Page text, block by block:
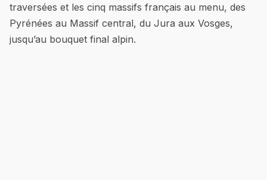
traversées et les cinq massifs français au menu, des
Pyrénées au Massif central, du Jura aux Vosges,
jusqu’au bouquet final alpin.